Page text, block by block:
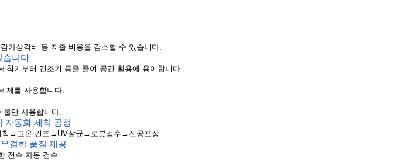
가상각비 등 지출 비용을 감소할 수 있습니다.
습니다
척기부터 건조기 등을 줄여 공간 활용에 용이합니다.
제를 사용합니다.
만 사용합니다.
자동화 세척 공정
척→고온 건조→UV살균→로봇검수→진공포장
결한 품질 제공
전수 자동 검수